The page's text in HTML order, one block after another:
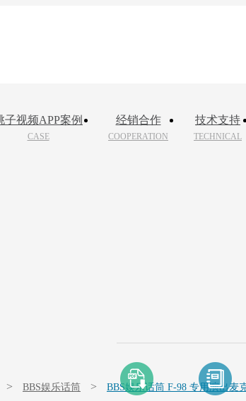
子视频APP案例
CASE
经销合作
COOPERATION
技术支持
TECHNICAL
> BBS娱乐话筒 > BBS娱乐话筒 F-98 专用演出麦